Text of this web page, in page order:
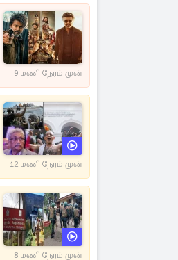
9 மணி நேரம் முன்
12 மணி நேரம் முன்
8 மணி நேரம் முன்